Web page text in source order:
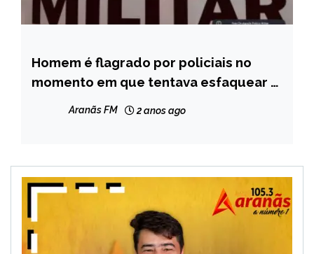
MINAS
GERAIS
NOTÍCIAS
Homem é flagrado por policiais no
momento em que tentava esfaquear a
Aranãs FM 2 anos ago